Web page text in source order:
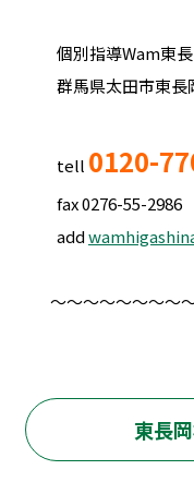
個別指導Wam東
群馬県太田市東長
tell 0120-
‪fax ‪0276-55-2986‬‬
add
～～～～～～～～
東長